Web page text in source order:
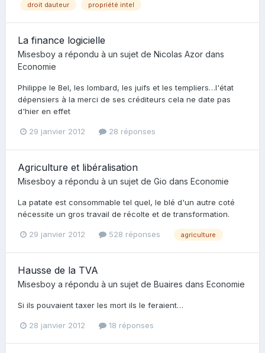
droit dauteur propriété intel
La finance logicielle
Misesboy a répondu à un sujet de Nicolas Azor dans
Economie
Philippe le Bel, les lombard, les juifs et les templiers…l'état
dépensiers à la merci de ses créditeurs cela ne date pas
d'hier en effet
29 janvier 2012 28 réponses
Agriculture et libéralisation
Misesboy a répondu à un sujet de Gio dans Economie
La patate est consommable tel quel, le blé d'un autre coté
nécessite un gros travail de récolte et de transformation.
29 janvier 2012 528 réponses agriculture
Hausse de la TVA
Misesboy a répondu à un sujet de Buaires dans Economie
Si ils pouvaient taxer les mort ils le feraient…
28 janvier 2012 18 réponses